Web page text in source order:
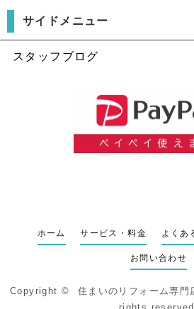
サイドメニュー
スタッフブログ
ホーム サービス・料金 よくあ
お問い合わせ
Copyright © 住まいのリフォーム専門